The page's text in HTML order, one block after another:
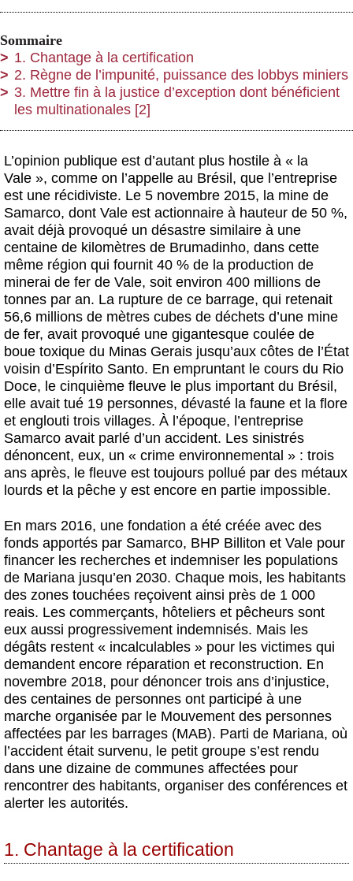
Sommaire
1. Chantage à la certification
2. Règne de l’impunité, puissance des lobbys miniers
3. Mettre fin à la justice d’exception dont bénéficient
les multinationales [2]
L’opinion publique est d’autant plus hostile à « la
Vale », comme on l’appelle au Brésil, que l’entreprise
est une récidiviste. Le 5 novembre 2015, la mine de
Samarco, dont Vale est actionnaire à hauteur de 50 %,
avait déjà provoqué un désastre similaire à une
centaine de kilomètres de Brumadinho, dans cette
même région qui fournit 40 % de la production de
minerai de fer de Vale, soit environ 400 millions de
tonnes par an. La rupture de ce barrage, qui retenait
56,6 millions de mètres cubes de déchets d’une mine
de fer, avait provoqué une gigantesque coulée de
boue toxique du Minas Gerais jusqu’aux côtes de l’État
voisin d’Espírito Santo. En empruntant le cours du Rio
Doce, le cinquième fleuve le plus important du Brésil,
elle avait tué 19 personnes, dévasté la faune et la flore
et englouti trois villages. À l’époque, l’entreprise
Samarco avait parlé d’un accident. Les sinistrés
dénoncent, eux, un « crime environnemental » : trois
ans après, le fleuve est toujours pollué par des métaux
lourds et la pêche y est encore en partie impossible.
En mars 2016, une fondation a été créée avec des
fonds apportés par Samarco, BHP Billiton et Vale pour
financer les recherches et indemniser les populations
de Mariana jusqu’en 2030. Chaque mois, les habitants
des zones touchées reçoivent ainsi près de 1 000
reais. Les commerçants, hôteliers et pêcheurs sont
eux aussi progressivement indemnisés. Mais les
dégâts restent « incalculables » pour les victimes qui
demandent encore réparation et reconstruction. En
novembre 2018, pour dénoncer trois ans d’injustice,
des centaines de personnes ont participé à une
marche organisée par le Mouvement des personnes
affectées par les barrages (MAB). Parti de Mariana, où
l’accident était survenu, le petit groupe s’est rendu
dans une dizaine de communes affectées pour
rencontrer des habitants, organiser des conférences et
alerter les autorités.
1. Chantage à la certification